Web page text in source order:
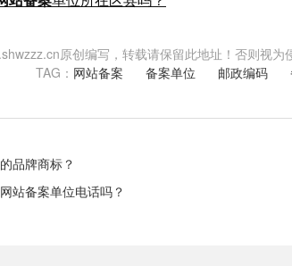
原创编写，转载请保留此地址！否则视为
TAG： 网站备案 备案单位 邮政编码
品牌商标？
站备案单位电话吗？